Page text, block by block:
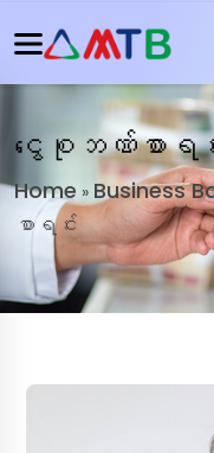
ငွေစုဘဏ်စာရ
Home » Business
စာရင်း